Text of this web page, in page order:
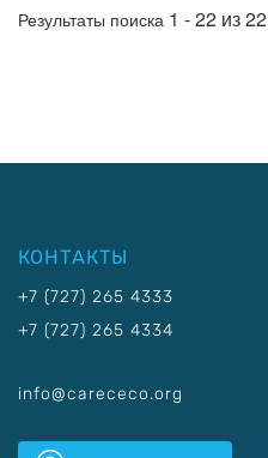
Результаты поиска 1 - 22 из 22
КОНТАКТЫ
+7 (727) 265 4333
+7 (727) 265 4334
info@carececo.org